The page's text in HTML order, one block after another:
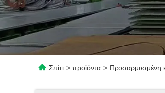
Σπίτι > προϊόντα > Προσαρμοσμένη